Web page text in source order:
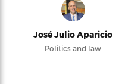
José Julio Aparicio
Politics and law